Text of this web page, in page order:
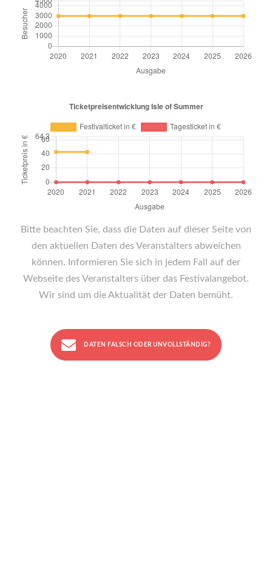
Bitte beachten Sie, dass die Daten auf dieser Seite von
den aktuellen Daten des Veranstalters abweichen
können. Informieren Sie sich in jedem Fall auf der
Webseite des Veranstalters über das Festivalangebot.
Wir sind um die Aktualität der Daten bemüht.
DATEN FALSCH ODER UNVOLLSTÄNDIG?